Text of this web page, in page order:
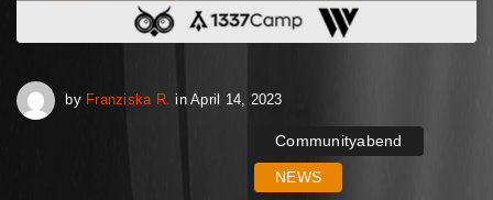
by Franziska R. inApril 14, 2023Oktober 30, 2023
Communityabend
NEWS